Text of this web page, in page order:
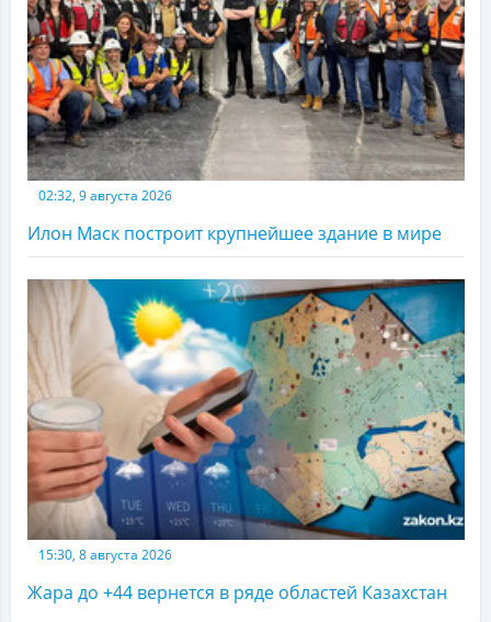
02:32, 9 августа 2026
Илон Маск построит крупнейшее здание в мире
15:30, 8 августа 2026
Жара до +44 вернется в ряде областей Казахстан